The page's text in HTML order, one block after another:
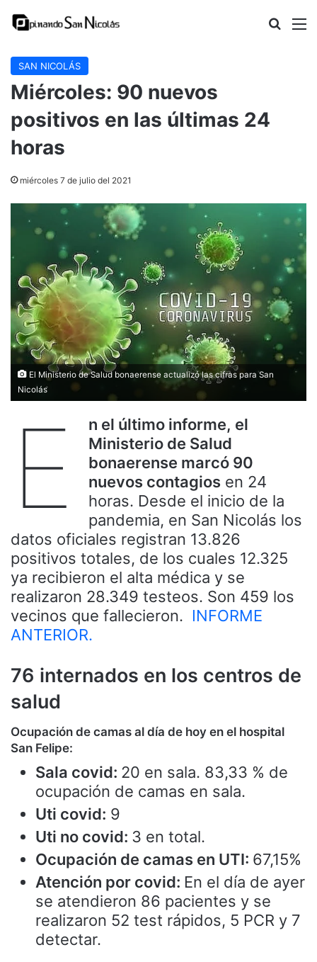
Buscar
SAN NICOLÁS
Miércoles: 90 nuevos
positivos en las últimas 24
horas
miércoles 7 de julio del 2021
El Ministerio de Salud bonaerense actualizó las cifras para San
Nicolás
E
n el último informe, el
Ministerio de Salud
bonaerense marcó 90
nuevos contagios en 24
horas. Desde el inicio de la
pandemia, en San Nicolás los
datos oficiales registran 13.826
positivos totales, de los cuales 12.325
ya recibieron el alta médica y se
realizaron 28.349 testeos. Son 459 los
vecinos que fallecieron. INFORME
ANTERIOR.
76 internados en los centros de
salud
Ocupación de camas al día de hoy en el hospital
San Felipe:
Sala covid: 20 en sala. 83,33 % de
ocupación de camas en sala.
Uti covid: 9
Uti no covid: 3 en total.
Ocupación de camas en UTI: 67,15%
Atención por covid: En el día de ayer
se atendieron 86 pacientes y se
realizaron 52 test rápidos, 5 PCR y 7
detectar.